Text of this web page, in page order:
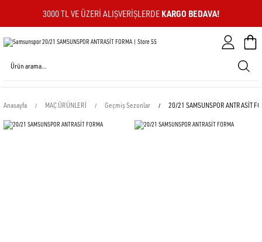
3000 TL VE ÜZERI ALIŞVERIŞLERDE KARGO BEDAVA!
Anasayfa MAÇ ÜRÜNLERİ Geçmiş Sezonlar 20/21 SAMSUNSPOR ANTRASİT